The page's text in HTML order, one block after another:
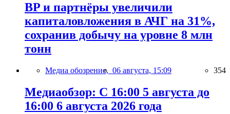
BP и партнёры увеличили
капиталовложения в АЧГ на 31%,
сохранив добычу на уровне 8 млн
тонн
Медиа обозрение, 06 августа, 15:09 354
Медиаобзор: С 16:00 5 августа до
16:00 6 августа 2026 года